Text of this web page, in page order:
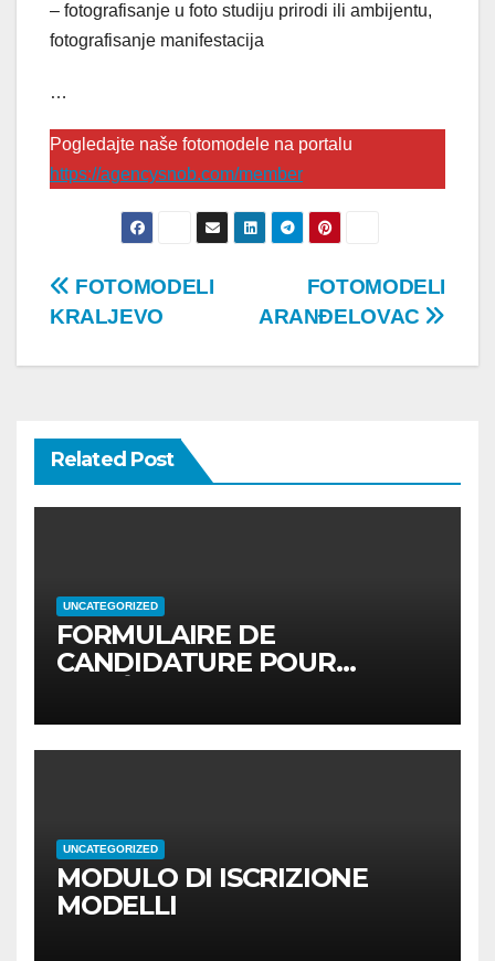
– fotografisanje u foto studiju prirodi ili ambijentu,
fotografisanje manifestacija
…
Pogledajte naše fotomodele na portalu
https://agencysnob.com/member
Post
FOTOMODELI
ARANĐELOVAC
FOTOMODELI
KRALJEVO
Related Post
UNCATEGORIZED
FORMULAIRE DE
CANDIDATURE POUR
UNCATEGORIZED
MODULO DI ISCRIZIONE
MODELLI